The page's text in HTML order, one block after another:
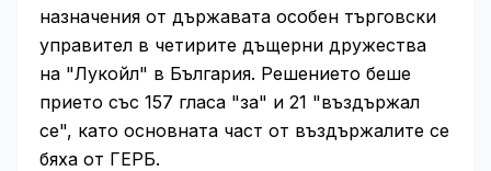
назначения от държавата особен търговски
управител в четирите дъщерни дружества
на "Лукойл" в България. Решението беше
прието със 157 гласа "за" и 21 "въздържал
се", като основната част от въздържалите се
бяха от ГЕРБ.